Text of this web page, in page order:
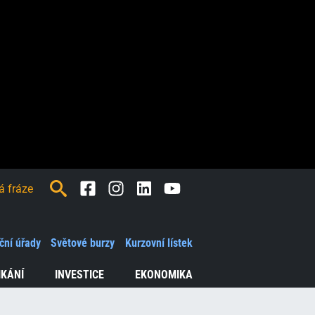
INVESTICE EKONOMIKA
úřady Světové burzy Kurzovní lístek
FacebookInstagramLinkedInYoutube